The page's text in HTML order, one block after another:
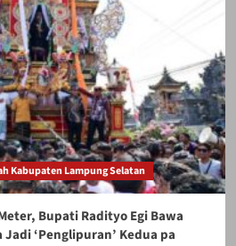
Kabupaten Lampung Selatan
Bupati Radityo Egi Bawa
‘Penglipuran’ Kedua pa